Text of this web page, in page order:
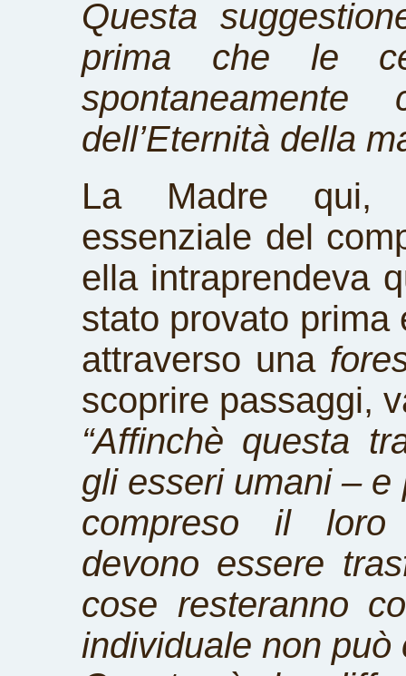
Questa
prima che le
dell’Eternità della
La Madre qui,
essenziale del
ella intraprendeva
stato provato prima
attraverso una
scoprire passaggi,
“Affinchè questa
gli esseri umani –
compreso il loro
devono essere
cose resteranno
individuale non